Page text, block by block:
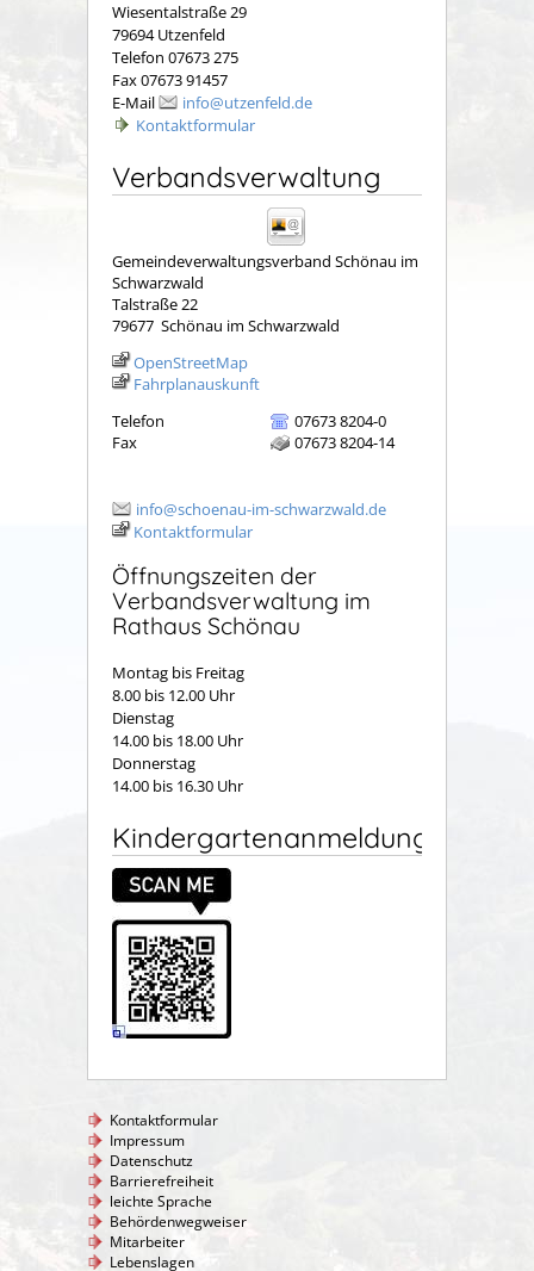
Wiesentalstraße 29
79694 Utzenfeld
Telefon 07673 275
Fax 07673 91457
E-Mail
info@utzenfeld.de
Kontaktformular
Verbandsverwaltung
Gemeindeverwaltungsverband Schönau im
Schwarzwald
Talstraße 22
79677 Schönau im Schwarzwald
OpenStreetMap
Fahrplanauskunft
Telefon
07673 8204-0
Fax
07673 8204-14
info@schoenau-im-schwarzwald.de
Kontaktformular
Öffnungszeiten der
Verbandsverwaltung im
Rathaus Schönau
Montag bis Freitag
8.00 bis 12.00 Uhr
Dienstag
14.00 bis 18.00 Uhr
Donnerstag
14.00 bis 16.30 Uhr
Kindergartenanmeldung
Kontaktformular
Impressum
Datenschutz
Barrierefreiheit
leichte Sprache
Behördenwegweiser
Mitarbeiter
Lebenslagen